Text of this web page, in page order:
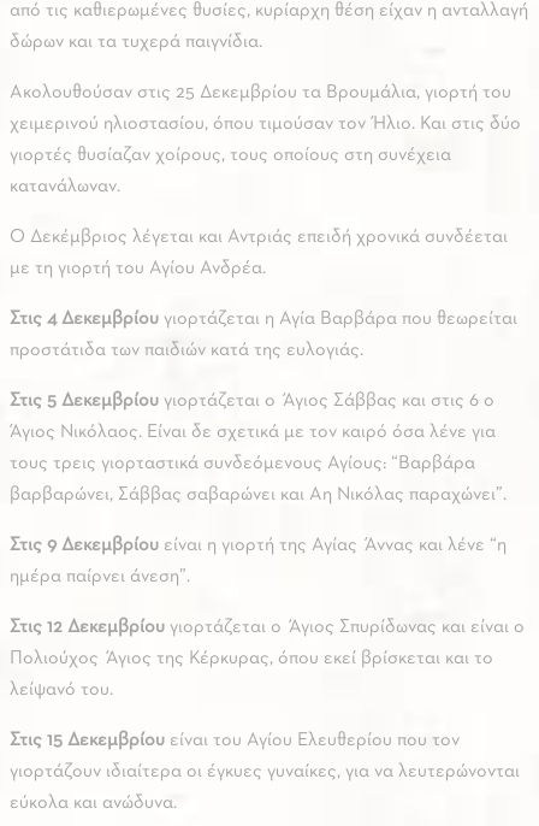
από τις καθιερωμένες θυσίες, κυρίαρχη θέση είχαν η ανταλλαγή
δώρων και τα τυχερά παιγνίδια.
Ακολουθούσαν στις 25 Δεκεμβρίου τα Βρουμάλια, γιορτή του
χειμερινού ηλιοστασίου, όπου τιμούσαν τον Ήλιο. Και στις δύο
γιορτές θυσίαζαν χοίρους, τους οποίους στη συνέχεια
κατανάλωναν.
Ο Δεκέμβριος λέγεται και Αντριάς επειδή χρονικά συνδέεται
με τη γιορτή του Αγίου Ανδρέα.
Στις 4 Δεκεμβρίου γιορτάζεται η Αγία Βαρβάρα που θεωρείται
προστάτιδα των παιδιών κατά της ευλογιάς.
Στις 5 Δεκεμβρίου γιορτάζεται ο Άγιος Σάββας και στις 6 ο
Άγιος Νικόλαος. Είναι δε σχετικά με τον καιρό όσα λένε για
τους τρεις γιορταστικά συνδεόμενους Αγίους: “Βαρβάρα
βαρβαρώνει, Σάββας σαβαρώνει και Αη Νικόλας παραχώνει”.
Στις 9 Δεκεμβρίου είναι η γιορτή της Αγίας Άννας και λένε “η
ημέρα παίρνει άνεση”.
Στις 12 Δεκεμβρίου γιορτάζεται ο Άγιος Σπυρίδωνας και είναι ο
Πολιούχος Άγιος της Κέρκυρας, όπου εκεί βρίσκεται και το
λείψανό του.
Στις 15 Δεκεμβρίου είναι του Αγίου Ελευθερίου που τον
γιορτάζουν ιδιαίτερα οι έγκυες γυναίκες, για να λευτερώνονται
εύκολα και ανώδυνα.